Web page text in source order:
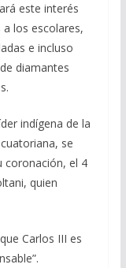
este interés
los escolares,
e incluso
diamantes
indígena de la
se
coronación, el 4
quien
Carlos III es